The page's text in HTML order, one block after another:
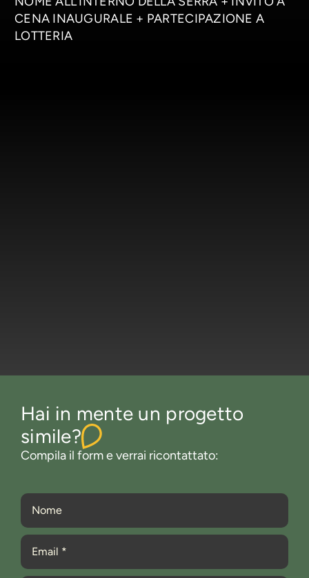
CENA INAUGURALE + PARTECIPAZIONE A
LOTTERIA
Hai in mente un progetto
simile?
Compila il form e verrai ricontattato: